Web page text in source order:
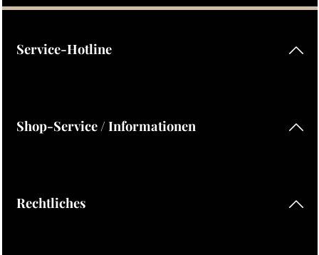
Ich habe dieDatenschutzbestimmungenzur Kenntnis
Service-Hotline
Shop-Service / Informationen
Rechtliches